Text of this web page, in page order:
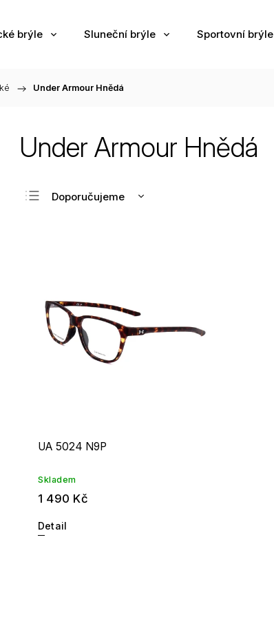
brýle Sluneční brýle Sportovní brýle
/ Under Armour Hnědá
Under Armour Hnědá
Doporučujeme
UA 5024 N9P
Skladem
1 490 Kč
Detail